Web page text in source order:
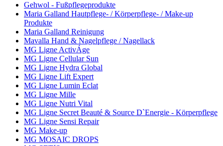
Gehwol - Fußpflegeprodukte
Maria Galland Hautpflege- / Körperpflege- / Make-up
Produkte
Maria Galland Reinigung
Mavalla Hand & Nagelpflege / Nagellack
MG Ligne ActivÁge
MG Ligne Cellular Sun
MG Ligne Hydra Global
MG Ligne Lift Expert
MG Ligne Lumin Eclat
MG Ligne Mille
MG Ligne Nutri Vital
MG Ligne Secret Beauté & Source D`Energie - Körperpflege
MG Ligne Sensi Repair
MG Make-up
MG MOSAIC DROPS